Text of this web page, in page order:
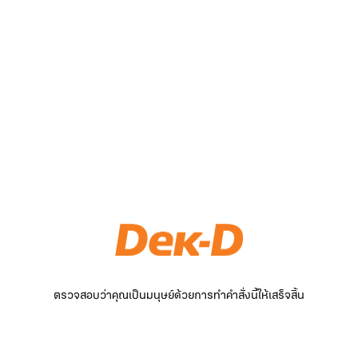
ตรวจสอบว่าคุณเป็นมนุษย์ด้วยการทำคำสั่งนี้ให้เสร็จสิ้น